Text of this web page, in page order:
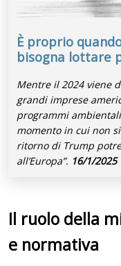
È proprio
bisogna lottare
Mentre il 2024 viene
grandi imprese
programmi
momento in cui non
ritorno di Trump
all’Europa”. 16/1/2025
Il ruolo della
e normativa